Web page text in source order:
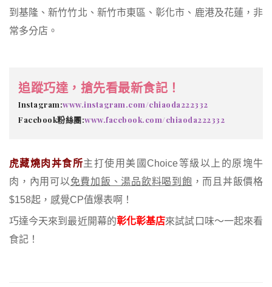
到基隆、新竹竹北、新竹市東區、彰化市、鹿港及花蓮，非
常多分店。
追蹤巧達，搶先看最新食記！
Instagram:www.instagram.com/chiaoda222332
Facebook粉絲團:www.facebook.com/chiaoda222332
虎藏燒肉丼食所主打使用美國Choice等級以上的原塊牛
肉，內用可以免費加飯、湯品飲料喝到飽 ，而且丼飯價格
$158起，感覺CP值爆表啊！
巧達今天來到最近開幕的彰化彰基店來試試口味～一起來看
食記！